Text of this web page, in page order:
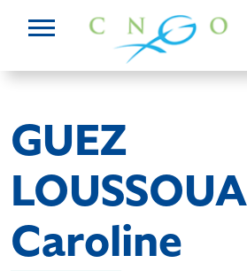
GUEZ
Caroline